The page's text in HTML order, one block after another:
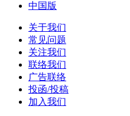
中国版
关于我们
常见问题
关注我们
联络我们
广告联络
投函/投稿
加入我们